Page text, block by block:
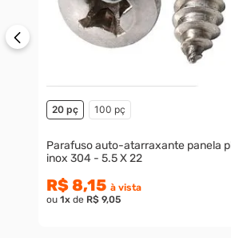
20 pç 100 pç
Parafuso auto-atarraxante panela
inox 304 - 5.5 X 22
R$ 8,15 à vista
ou 1xde R$ 9,05